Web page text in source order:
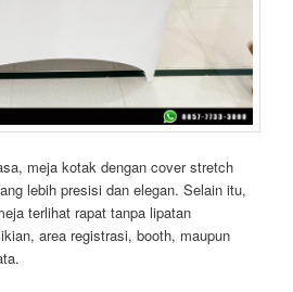
meja kotak dengan cover stretch
lebih presisi dan elegan. Selain itu,
terlihat rapat tanpa lipatan
area registrasi, booth, maupun